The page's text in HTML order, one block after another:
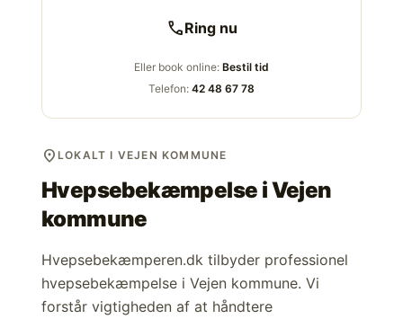
callRing nu
Eller book online: Bestil tid
Telefon: 42 48 67 78
location_on LOKALT I VEJEN KOMMUNE
Hvepsebekæmpelse iVejen
kommune
Hvepsebekæmperen.dk tilbyder professionel
hvepsebekæmpelse i Vejen kommune. Vi
forstår vigtigheden af at håndtere